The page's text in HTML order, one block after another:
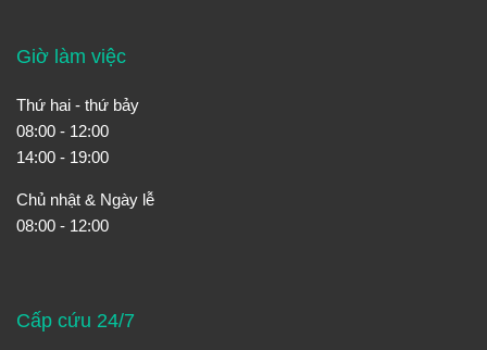
Giờ làm việc
Thứ hai - thứ bảy
08:00 - 12:00
14:00 - 19:00
Chủ nhật & Ngày lễ
08:00 - 12:00
Cấp cứu 24/7